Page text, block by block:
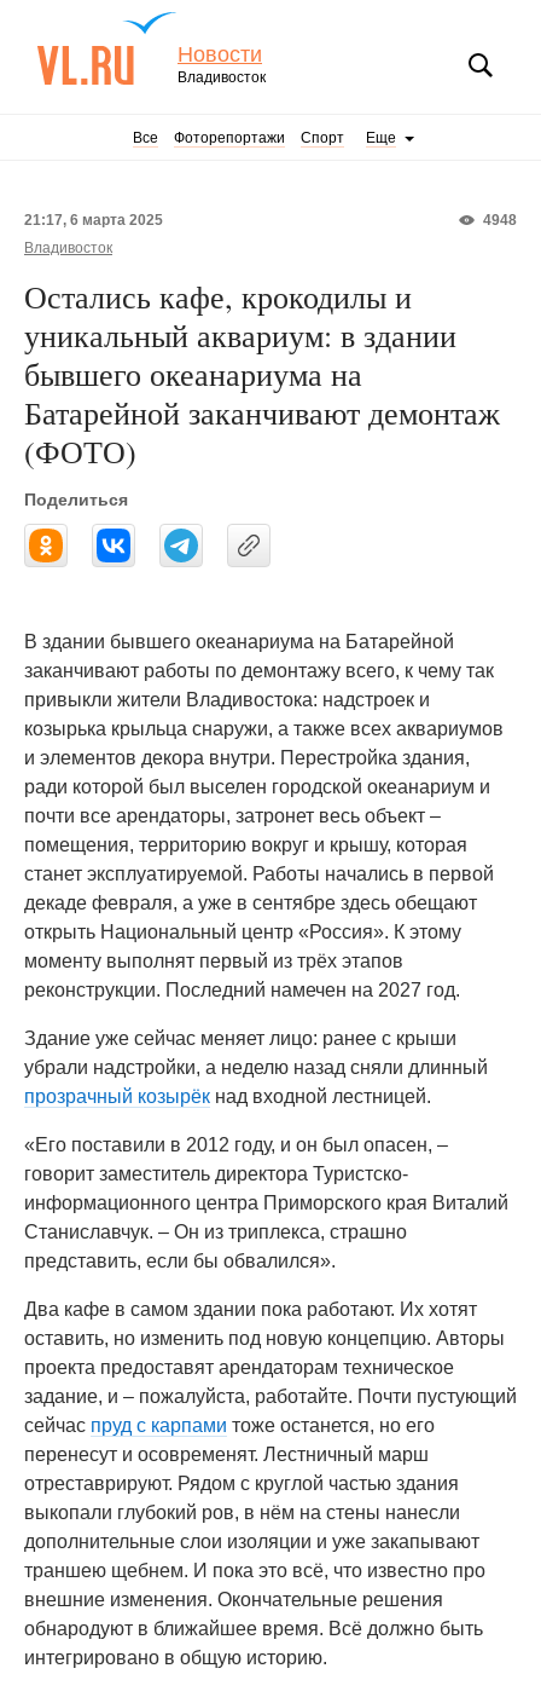
Новости
Владивосток
Все Фоторепортажи Спорт Еще
4948
21:17, 6 марта 2025
Владивосток
Остались кафе, крокодилы и
уникальный аквариум: в здании
бывшего океанариума на
Батарейной заканчивают демонтаж
(ФОТО)
Поделиться
В здании бывшего океанариума на Батарейной
заканчивают работы по демонтажу всего, к чему так
привыкли жители Владивостока: надстроек и
козырька крыльца снаружи, а также всех аквариумов
и элементов декора внутри. Перестройка здания,
ради которой был выселен городской океанариум и
почти все арендаторы, затронет весь объект –
помещения, территорию вокруг и крышу, которая
станет эксплуатируемой. Работы начались в первой
декаде февраля, а уже в сентябре здесь обещают
открыть Национальный центр «Россия». К этому
моменту выполнят первый из трёх этапов
реконструкции. Последний намечен на 2027 год.
Здание уже сейчас меняет лицо: ранее с крыши
убрали надстройки, а неделю назад сняли длинный
прозрачный козырёк над входной лестницей.
«Его поставили в 2012 году, и он был опасен, –
говорит заместитель директора Туристско-
информационного центра Приморского края Виталий
Станиславчук. – Он из триплекса, страшно
представить, если бы обвалился».
Два кафе в самом здании пока работают. Их хотят
оставить, но изменить под новую концепцию. Авторы
проекта предоставят арендаторам техническое
задание, и – пожалуйста, работайте. Почти пустующий
сейчас пруд с карпами тоже останется, но его
перенесут и осовременят. Лестничный марш
отреставрируют. Рядом с круглой частью здания
выкопали глубокий ров, в нём на стены нанесли
дополнительные слои изоляции и уже закапывают
траншею щебнем. И пока это всё, что известно про
внешние изменения. Окончательные решения
обнародуют в ближайшее время. Всё должно быть
интегрировано в общую историю.